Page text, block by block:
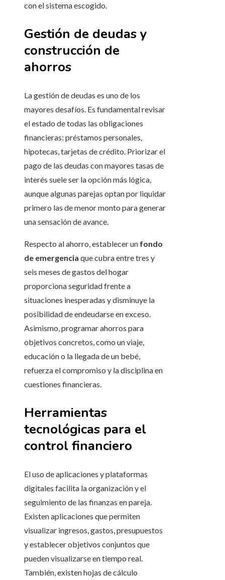
con el sistema escogido.
Gestión de deudas y
construcción de
ahorros
La gestión de deudas es uno de los
mayores desafíos. Es fundamental revisar
el estado de todas las obligaciones
financieras: préstamos personales,
hipotecas, tarjetas de crédito. Priorizar el
pago de las deudas con mayores tasas de
interés suele ser la opción más lógica,
aunque algunas parejas optan por liquidar
primero las de menor monto para generar
una sensación de avance.
Respecto al ahorro, establecer un fondo
de emergencia que cubra entre tres y
seis meses de gastos del hogar
proporciona seguridad frente a
situaciones inesperadas y disminuye la
posibilidad de endeudarse en exceso.
Asimismo, programar ahorros para
objetivos concretos, como un viaje,
educación o la llegada de un bebé,
refuerza el compromiso y la disciplina en
cuestiones financieras.
Herramientas
tecnológicas para el
control financiero
El uso de aplicaciones y plataformas
digitales facilita la organización y el
seguimiento de las finanzas en pareja.
Existen aplicaciones que permiten
visualizar ingresos, gastos, presupuestos
y establecer objetivos conjuntos que
pueden visualizarse en tiempo real.
También, existen hojas de cálculo